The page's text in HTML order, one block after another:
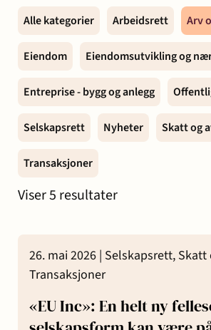
Alle kategorier
Arbeidsrett Arv
Eiendom Eiendomsutvikling og
Entreprise - bygg og anlegg
Selskapsrett Nyheter Skatt og
Transaksjoner
Viser5 resultater
26. mai 2026 | Selskapsrett, Skatt
Transaksjoner
«EU Inc»: En helt ny
Arbeidsrett
Arv
og
skifte
Avtaler
kontrakter
Eiendom
næringseiendom
Entreprise
-
og
anlegg
Erstatning
ved
og
sykdom
Familie
og
Forbrukersaker
Konkurs
og
anskaffelser
og
avgift